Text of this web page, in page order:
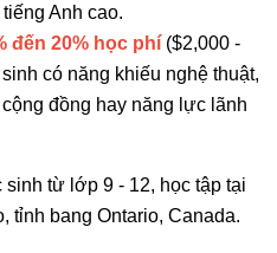
Anh cao.
đến 20% học phí ($2,000 -
có năng khiếu nghệ thuật,
đồng hay năng lực lãnh
từ lớp 9 - 12, học tập tại
tỉnh bang Ontario, Canada.